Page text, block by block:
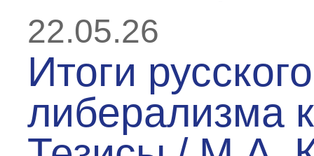
22.05.26
Итоги
либерализма